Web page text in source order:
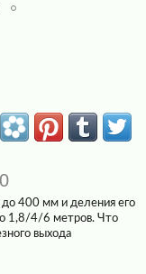
до 400 мм и деления его
1,8/4/6 метров. Что
выхода